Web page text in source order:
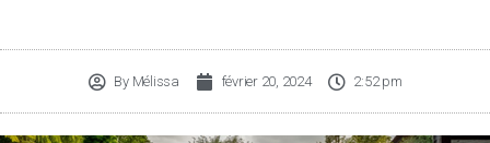
ByMélissa février 20, 2024 2:52 pm